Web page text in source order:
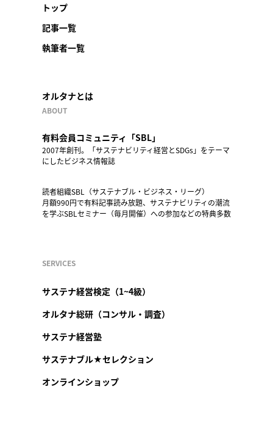
トップ
記事一覧
執筆者一覧
オルタナとは
ABOUT
有料会員コミュニティ「SBL」
2007年創刊。「サステナビリティ経営とSDGs」をテーマ
にしたビジネス情報誌
読者組織SBL（サステナブル・ビジネス・リーグ）
月額990円で有料記事読み放題、サステナビリティの潮流
を学ぶSBLセミナー（毎月開催）への参加などの特典多数
SERVICES
サステナ経営検定（1~4級）
オルタナ総研（コンサル・調査）
サステナ経営塾
サステナブル★セレクション
オンラインショップ